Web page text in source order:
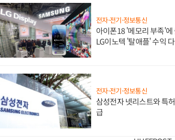
전자·전기·정보통신
아이폰18 '메모리 부족'
LG이노텍 '탈애플' 수익
전자·전기·정보통신
삼성전자 넷리스트와 특
급